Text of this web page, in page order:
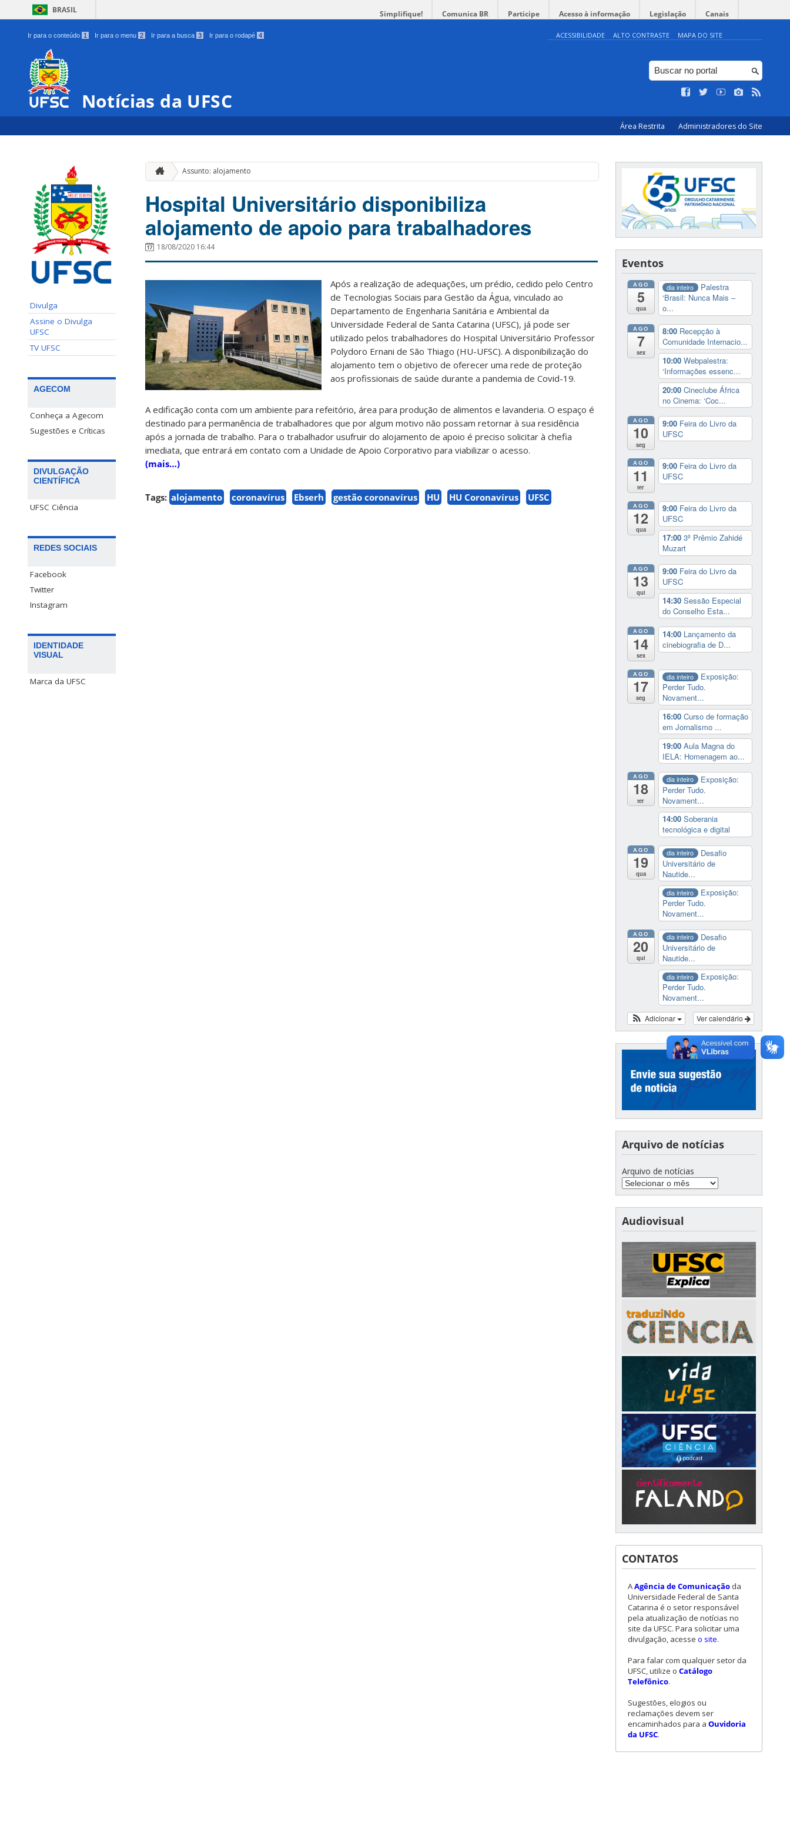
BRASIL Simplifique! Comunica BR Participe Acesso à informação Legislação Canais
Ir para o conteúdo 1 Ir para o menu 2 Ir para a busca 3 Ir para o rodapé 4 ACESSIBILIDADE ALTO CONTRASTE MAPA DO SITE
Notícias da UFSC
Área Restrita Administradores do Site
Divulga
Assine o Divulga
UFSC
TV UFSC
AGECOM
Conheça a Agecom
Sugestões e Críticas
DIVULGAÇÃO
CIENTÍFICA
UFSC Ciência
REDES SOCIAIS
Facebook
Twitter
Instagram
IDENTIDADE
VISUAL
Marca da UFSC
Assunto: alojamento
Hospital Universitário disponibiliza
alojamento de apoio para trabalhadores
18/08/2020 16:44
Após a realização de adequações, um prédio, cedido pelo Centro
de Tecnologias Sociais para Gestão da Água, vinculado ao
Departamento de Engenharia Sanitária e Ambiental da
Universidade Federal de Santa Catarina (UFSC), já pode ser
utilizado pelos trabalhadores do Hospital Universitário Professor
Polydoro Ernani de São Thiago (HU-UFSC). A disponibilização do
alojamento tem o objetivo de oferecer uma rede de proteção
aos profissionais de saúde durante a pandemia de Covid-19.
A edificação conta com um ambiente para refeitório, área para produção de alimentos e lavanderia. O espaço é
destinado para permanência de trabalhadores que por algum motivo não possam retornar à sua residência
após a jornada de trabalho. Para o trabalhador usufruir do alojamento de apoio é preciso solicitar à chefia
imediata, que entrará em contato com a Unidade de Apoio Corporativo para viabilizar o acesso.
(mais…)
Tags: alojamento coronavírus Ebserh gestão coronavírus HU HU Coronavírus UFSC
Eventos
AGO
5
qua
dia inteiro
Palestra
‘Brasil: Nunca Mais –
o...
AGO
7
sex
8:00 Recepção à
Comunidade Internacio...
10:00 Webpalestra:
‘Informações essenc...
20:00 Cineclube África
no Cinema: ‘Coc...
AGO
10
seg
9:00 Feira do Livro da
UFSC
AGO
11
ter
9:00 Feira do Livro da
UFSC
AGO
12
qua
9:00 Feira do Livro da
UFSC
17:00 3º Prêmio Zahidé
Muzart
AGO
13
qui
9:00 Feira do Livro da
UFSC
14:30 Sessão Especial
do Conselho Esta...
AGO
14
sex
14:00 Lançamento da
cinebiografia de D...
AGO
17
seg
dia inteiro
Exposição:
Perder Tudo.
Novament...
16:00 Curso de formação
em Jornalismo ...
19:00 Aula Magna do
IELA: Homenagem ao...
AGO
18
ter
dia inteiro
Exposição:
Perder Tudo.
Novament...
14:00 Soberania
tecnológica e digital
AGO
19
qua
dia inteiro
Desafio
Universitário de
Nautide...
dia inteiro
Exposição:
Perder Tudo.
Novament...
AGO
20
qui
dia inteiro
Desafio
Universitário de
Nautide...
dia inteiro
Exposição:
Perder Tudo.
Novament...
Ver calendário
Adicionar
Arquivo de notícias
Arquivo de notícias
Audiovisual
CONTATOS
AAgência de Comunicação da
Universidade Federal de Santa
Catarina é o setor responsável
pela atualização de notícias no
site da UFSC. Para solicitar uma
divulgação, acesse o site.
Para falar com qualquer setor da
UFSC, utilize o Catálogo
Telefônico.
Sugestões, elogios ou
reclamações devem ser
encaminhados para a Ouvidoria
da UFSC.